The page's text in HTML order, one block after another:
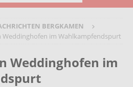
BERGKAMEN
Weddinghofen im Wahlkampfendspurt
Weddinghofen im